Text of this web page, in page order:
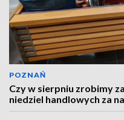
POZNAŃ
Czy w sierpniu zrobimy
niedziel handlowych za